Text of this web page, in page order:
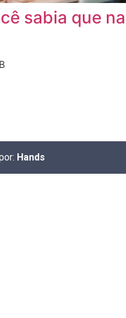
sabia que na
Hands